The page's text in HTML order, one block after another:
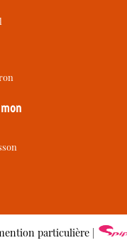
mon
particulière |